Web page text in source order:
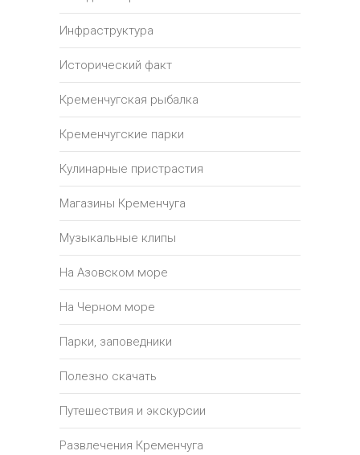
Инфраструктура
Исторический факт
Кременчугская рыбалка
Кременчугские парки
Кулинарные пристрастия
Магазины Кременчуга
Музыкальные клипы
На Азовском море
На Черном море
Парки, заповедники
Полезно скачать
Путешествия и экскурсии
Развлечения Кременчуга